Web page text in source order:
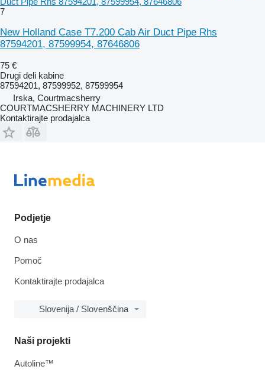
7
New Holland Case T7.200 Cab Air Duct Pipe Rhs
87594201, 87599954, 87646806
75 €
Drugi deli kabine
87594201, 87599952, 87599954
Irska, Courtmacsherry
COURTMACSHERRY MACHINERY LTD
Kontaktirajte prodajalca
Podjetje
O nas
Pomoč
Kontaktirajte prodajalca
Slovenija / Slovenščina
Naši projekti
Autoline™